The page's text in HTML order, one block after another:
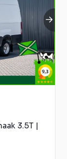
3.5T |